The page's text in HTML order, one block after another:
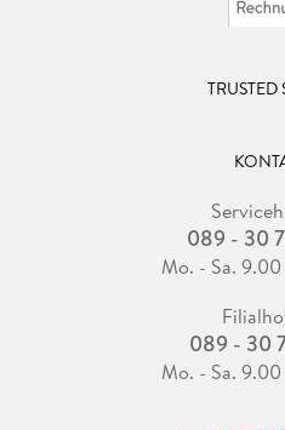
TRUSTED
089 - 30
Mo. - Sa.
089 - 30
Mo. - Sa.